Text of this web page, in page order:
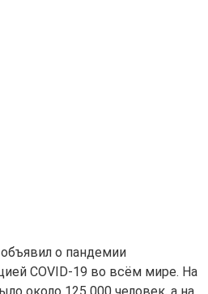
о пандемии
COVID-19 во всём мире. На